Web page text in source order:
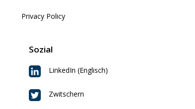
Privacy Policy
Sozial
LinkedIn (Englisch)
Zwitschern